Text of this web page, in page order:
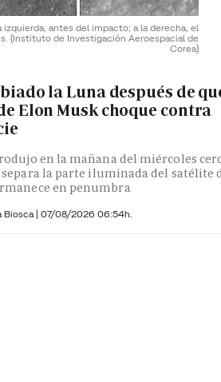
izquierda, antes del impacto; a la derecha, el
(Instituto de Investigación Aeroespacial de
Corea)
la Luna después de
Elon Musk choque contra
en la mañana del miércoles
separa la parte iluminada del satélite
en penumbra
Biosca | 07/08/2026 06:54h.